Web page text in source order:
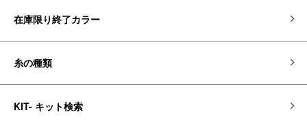
在庫限り終了カラー
糸の種類
KIT- キット検索